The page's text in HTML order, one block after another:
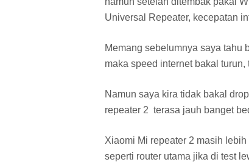
Universal Repeater, kecepatan
Memang sebelumnya saya tahu
maka speed internet bakal
Namun saya kira tidak bakal
repeater 2 terasa jauh banget
Xiaomi Mi repeater 2 masih
seperti router utama jika di test